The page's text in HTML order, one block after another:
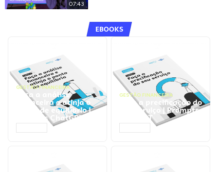
07:43
EBOOKS
GESTÃO FINANCEIRA
Faça a análise
financeira e atinja o
ponto de equilíbrio |
Prompts ChatGPT
GESTÃO FINANCEIRA
Faça a precificação do
seu serviço | Prompts
ChatGPT